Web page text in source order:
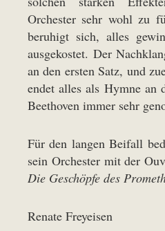
Orchester sehr wohl zu
beruhigt sich, alles
ausgekostet. Der
an den ersten Satz, und
endet alles als Hymne
Beethoven immer sehr
Für den langen Beifall
sein Orchester mit der
Die Geschöpfe des
Renate Freyeisen